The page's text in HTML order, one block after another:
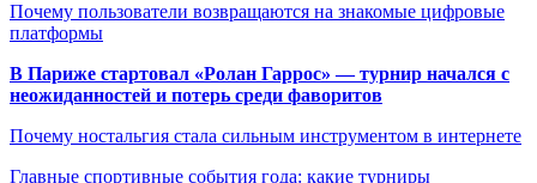
Почему пользователи возвращаются на знакомые цифровые
платформы
В Париже стартовал «Ролан Гаррос» — турнир начался с
неожиданностей и потерь среди фаворитов
Почему ностальгия стала сильным инструментом в интернете
Главные спортивные события года: какие турниры